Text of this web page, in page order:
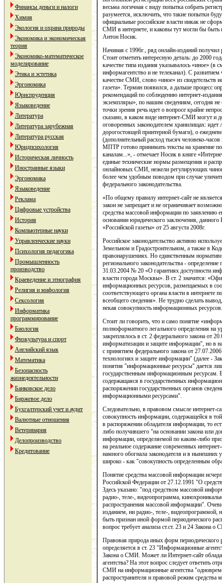
Финансы деньги и налоги
Химия
Экология и охрана природы
Экономика и экономическая
теория
Экономико-математическое
моделирование
Этика и эстетика
Эргономика
Юриспруденция
Языковедение
Литература
Литература зарубежная
Литература русская
Юридпсихология
Историческая личность
Иностранные языки
Эргономика
Языковедение
Реклама
Цифровые устройства
История
Компьютерные науки
Управленческие науки
Психология педагогика
Промышленность
производство
Краеведение и этнография
Религия и мифология
Сексология
Информатика
программирование
Биология
Физкультура и спорт
Английский язык
Математика
Безопасность
жизнедеятельности
Банковское дело
Биржевое дело
Бухгалтерский учет и аудит
Валютные отношения
Ветеринария
Делопроизводство
Кредитование
весьма логичная с виду попытка собрать
разумеется, исключить, что такие попытки
официальные российские власти никак не
СМИ в интернете, и каковы тут могли бы быть
Антон Носик.
Начиная с 1996г., ряд онлайн-изданий
Стоит отметить интересную деталь: до 2000
качестве типа издания указывалось «иное» (в
информагентство и не телеканал). С развитием
качестве СМИ, слово «иное» из свидетельств
газета». Термин появился, а дальше процесс
рекомендаций по соблюдению интернет-
экземпляры», по нашим сведениям, сегодня
точки зрения речь идет о вопросе крайне
сказано, в каком виде интернет-СМИ могут и
оговоренных законодателем хранилищах:
дорогостоящей принтерной бумаги), о
(дополнительный расход тысяч человеко-
МПТР готово принимать тексты на хранение
каналам...», - отмечает Носик в книге
единые технические нормы размещения и
онлайновых СМИ, нежели регулирующих
более чем удобным поводом при случае
федерального законодательства.
«По общему правилу интернет-сайт не
закон не запрещает и не ограничивает
средства массовой информации по заявлению
основании юридического заключения,
«Российской газеты» от 25 августа 2008г.
Российское законодательство активно
Земельном и Градостроительном, а также в
правонарушениях. Но единственным
регионального законодательства -
31.03.2004 № 20 «О гарантиях доступности
власти города Москвы». В ст. 2 значится:
информационных ресурсов, размещаемых в
соответствующего органа власти в интернете
всеобщего сведения». Не трудно сделать
некая совокупность информационных ресурсов.
Стоит ли говорить, что и само понятие
полноформатного легального определения на
закреплялось в ст. 2 федерального закона
информатизации и защите информации", но в
с принятием федерального закона от
технологиях и защите информации" (далее -
понятия "информационные ресурсы" дается
государственным информационным ресурсам.
содержащаяся в государственных
распоряжении государственных органов
информационными ресурсами".
Следовательно, в правовом смысле интернет-
совокупность информации, содержащейся в
в распоряжении обладателя информации, то
либо получившего "на основании закона или
информации, определяемой по каким-либо
на реальное содержание современных
намного обогнала законодателя и в нынешних
широко - как "совокупность определенным
Понятие средства массовой информации
Российской Федерации от 27.12.1991 "О
Здесь указано: "под средством массовой
радио-, теле-, видеопрограмма,
распространения массовой информации".
изданием, ни радио-, теле-,
быть признан иной формой периодического
вопрос требует анализа ст.ст. 23 и 24 Закона
Правовая природа иных форм периодического
определяется в ст. 23 "Информационные
Закона о СМИ. Может ли Интернет-сайт
агентства? На этот вопрос следует ответить
СМИ на информационные агентства
распространителя и правовой режим